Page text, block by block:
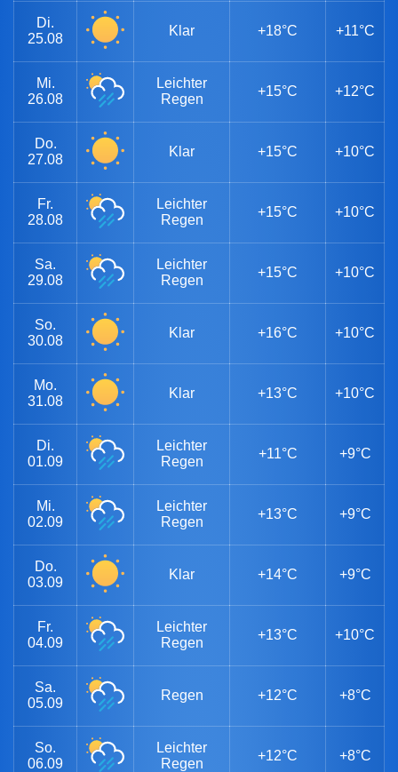
Di.
25.08
Klar +18°C +11°C
Mi.
26.08
Leichter
Regen
+15°C +12°C
Do.
27.08
Klar +15°C +10°C
Fr.
28.08
Leichter
Regen
+15°C +10°C
Sa.
29.08
Leichter
Regen
+15°C +10°C
So.
30.08
Klar +16°C +10°C
Mo.
31.08
Klar +13°C +10°C
Di.
01.09
Leichter
Regen
+11°C +9°C
Mi.
02.09
Leichter
Regen
+13°C +9°C
Do.
03.09
Klar +14°C +9°C
Fr.
04.09
Leichter
Regen
+13°C +10°C
Sa.
05.09
Regen +12°C +8°C
So.
06.09
Leichter
Regen
+12°C +8°C